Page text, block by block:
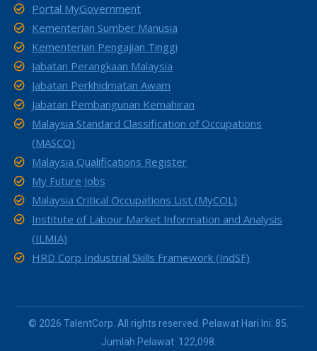
Portal MyGovernment
Kementerian Sumber Manusia
Kementerian Pengajian Tinggi
Jabatan Perangkaan Malaysia
Jabatan Perkhidmatan Awam
Jabatan Pembangunan Kemahiran
Malaysia Standard Classification of Occupations
(MASCO)
Malaysia Qualifications Register
My Future Jobs
Malaysia Critical Occupations List (MyCOL)
Institute of Labour Market Information and Analysis
(ILMIA)
HRD Corp Industrial Skills Framework (IndSF)
© 2026 TalentCorp. All rights reserved. Pelawat Hari Ini: 85.
Jumlah Pelawat: 122,098.